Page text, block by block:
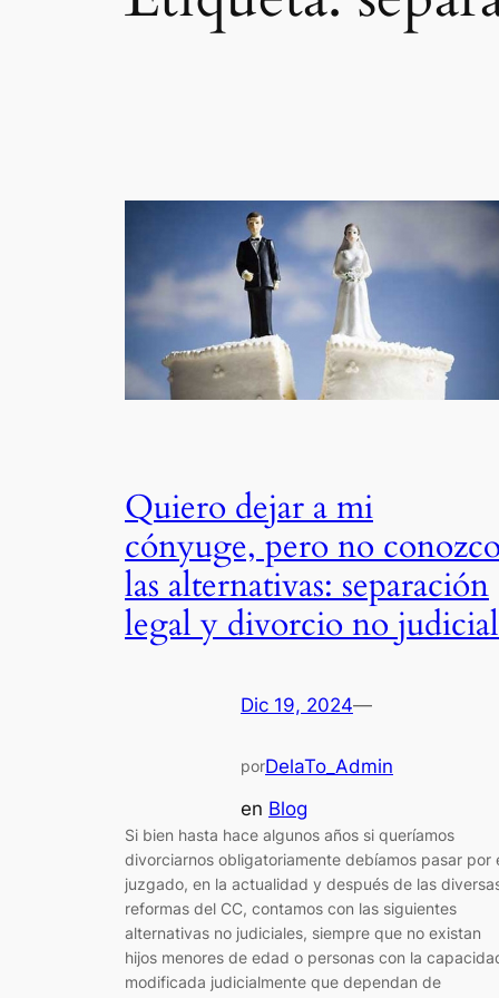
Quiero dejar a mi
cónyuge, pero no
las alternativas: separación
legal y divorcio no
Dic 19, 2024—
porDelaTo_Admin
en Blog
Si bien hasta hace algunos años si queríamos
divorciarnos obligatoriamente debíamos pasar por
juzgado, en la actualidad y después de las
reformas del CC, contamos con las siguientes
alternativas no judiciales, siempre que no existan
hijos menores de edad o personas con la
modificada judicialmente que dependan de